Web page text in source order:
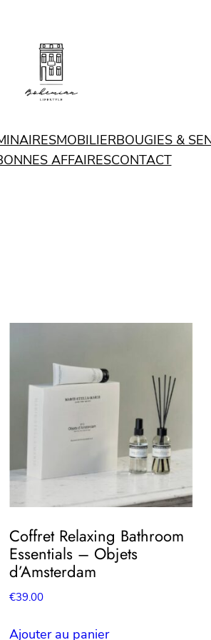
MOBILIERBOUGIES &
AFFAIRESCONTACT
Coffret Relaxing Bathroom
Essentials – Objets
d’Amsterdam
€39.00
Ajouter au panier